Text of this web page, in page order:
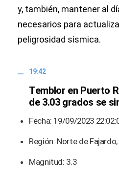
y, también, mantener al
necesarios para
peligrosidad sísmica.
19:42
Temblor en Puerto
de 3.03 grados se
Fecha: 19/09/2023
Región: Norte de
Magnitud: 3.3